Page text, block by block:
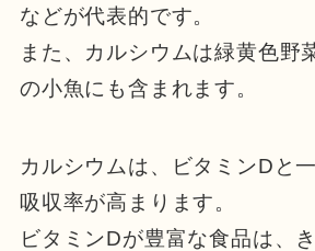
などが代表的です。
また、カルシウムは緑黄色野
の小魚にも含まれます。
カルシウムは、ビタミンDと
吸収率が高まります。
ビタミンDが豊富な食品は、